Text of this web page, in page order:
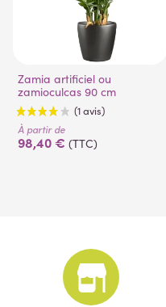
Zamia artificiel ou
zamioculcas 90 cm
(1 avis)
À partir de
98,40 € (TTC)